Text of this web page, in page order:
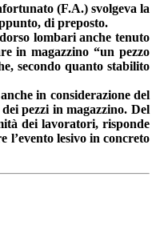
(F.A.) svolgeva la
di preposto.
lombari anche tenuto
in magazzino “un pezzo
secondo quanto stabilito
in considerazione del
pezzi in magazzino. Del
dei lavoratori, risponde
l’evento lesivo in concreto